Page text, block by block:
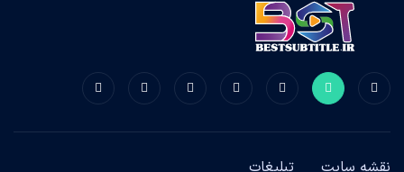
نقشه سایت تبلیغات